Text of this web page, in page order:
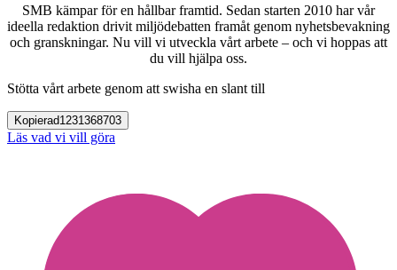
SMB kämpar för en hållbar framtid. Sedan starten 2010 har vår
ideella redaktion drivit miljödebatten framåt genom nyhetsbevakning
och granskningar. Nu vill vi utveckla vårt arbete – och vi hoppas att
du vill hjälpa oss.
Stötta vårt arbete genom att swisha en slant till
Kopierad1231368703
Läs vad vi vill göra